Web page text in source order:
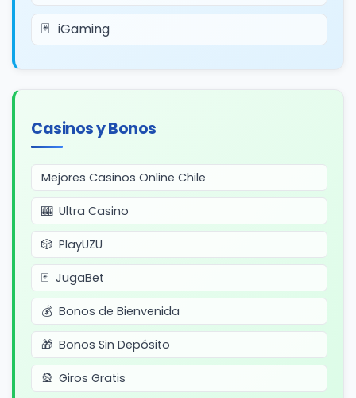
iGaming
Casinos y Bonos
Mejores Casinos Online Chile
Ultra Casino
PlayUZU
JugaBet
Bonos de Bienvenida
Bonos Sin Depósito
Giros Gratis